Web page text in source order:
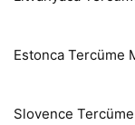
Estonca Tercüme
Slovence